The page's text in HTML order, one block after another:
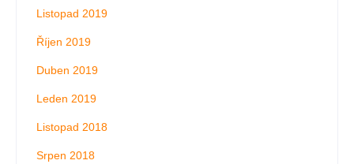
Listopad 2019
Říjen 2019
Duben 2019
Leden 2019
Listopad 2018
Srpen 2018